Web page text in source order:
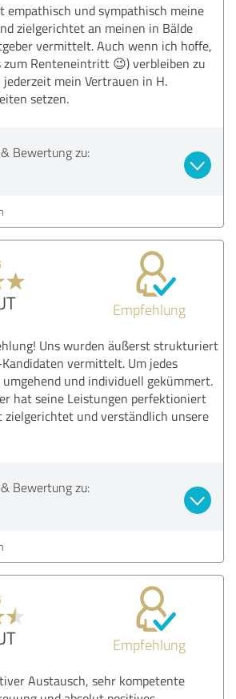
empathisch und sympathisch meine
zielgerichtet an meinen in Bälde
vermittelt. Auch wenn ich hoffe,
zum Renteneintritt 😉) verbleiben zu
mein Vertrauen in H.
setzen.
Bewertung zu:
Empfehlung
Uns wurden äußerst strukturiert
vermittelt. Um jedes
und individuell gekümmert.
hat seine Leistungen perfektioniert
und verständlich unsere
Bewertung zu:
Empfehlung
Austausch, sehr kompetente